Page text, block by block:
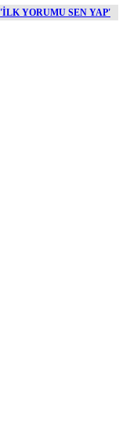
'İLK YORUMU SEN YAP'